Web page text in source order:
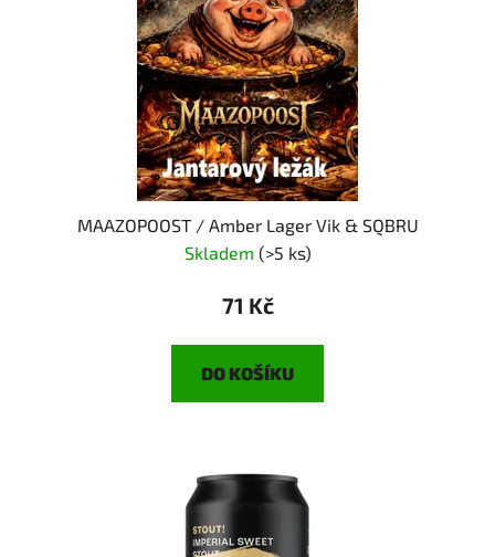
MAAZOPOOST / Amber Lager Vik & SQBRU
Skladem (>5 ks)
71 Kč
DO KOŠÍKU